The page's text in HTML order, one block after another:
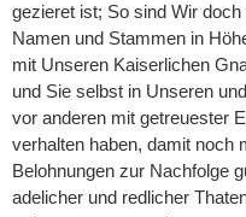
gezieret ist; So sind Wir
Namen und Stammen in
mit Unseren Kaiserlichen
und Sie selbst in Unseren
vor anderen mit getreuester
verhalten haben, damit noch
Belohnungen zur Nachfolge
adelicher und redlicher